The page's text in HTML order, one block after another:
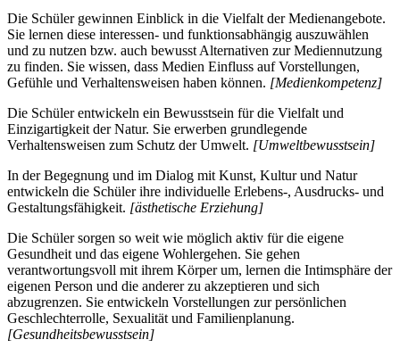
Die Schüler gewinnen Einblick in die Vielfalt der Medienangebote.
Sie lernen diese interessen- und funktionsabhängig auszuwählen
und zu nutzen bzw. auch bewusst Alternativen zur Mediennutzung
zu finden. Sie wissen, dass Medien Einfluss auf Vorstellungen,
Gefühle und Verhaltensweisen haben können. [Medienkompetenz]
Die Schüler entwickeln ein Bewusstsein für die Vielfalt und
Einzigartigkeit der Natur. Sie erwerben grundlegende
Verhaltensweisen zum Schutz der Umwelt. [Umweltbewusstsein]
In der Begegnung und im Dialog mit Kunst, Kultur und Natur
entwickeln die Schüler ihre individuelle Erlebens-, Ausdrucks- und
Gestaltungsfähigkeit. [ästhetische Erziehung]
Die Schüler sorgen so weit wie möglich aktiv für die eigene
Gesundheit und das eigene Wohlergehen. Sie gehen
verantwortungsvoll mit ihrem Körper um, lernen die Intimsphäre der
eigenen Person und die anderer zu akzeptieren und sich
abzugrenzen. Sie entwickeln Vorstellungen zur persönlichen
Geschlechterrolle, Sexualität und Familienplanung.
[Gesundheitsbewusstsein]